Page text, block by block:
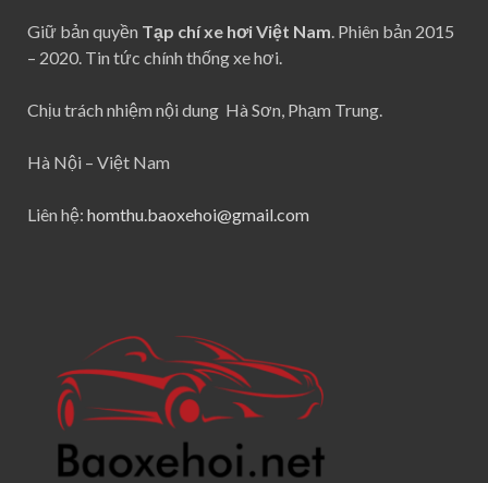
Giữ bản quyền Tạp chí xe hơi Việt Nam . Phiên bản 2015
– 2020. Tin tức chính thống xe hơi.
Chịu trách nhiệm nội dung Hà Sơn, Phạm Trung.
Hà Nội – Việt Nam
Liên hệ: homthu.baoxehoi@gmail.com